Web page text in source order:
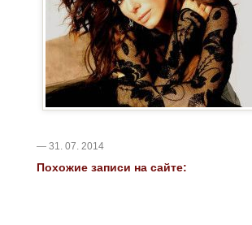
— 31. 07. 2014
Похожие записи на сайте: